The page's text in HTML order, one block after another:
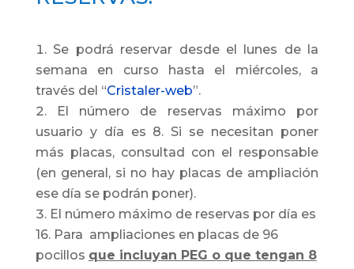
Se podrá reservar desde el lunes de la
semana en curso hasta el miércoles, a
través del “Cristaler-web”.
El número de reservas máximo por
usuario y día es 8. Si se necesitan poner
más placas, consultad con el responsable
(en general, si no hay placas de ampliación
ese día se podrán poner).
El número máximo de reservas por día es
16. Para ampliaciones en placas de 96
pocillos que incluyan PEG o que tengan 8